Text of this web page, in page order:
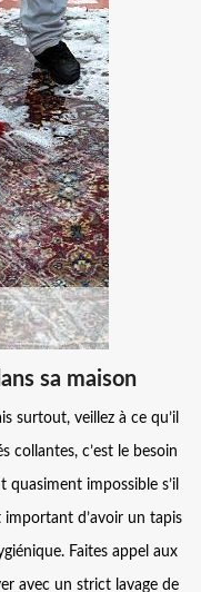
sa maison
surtout, veillez à ce qu’il
collantes, c’est le besoin
impossible s’il
d’avoir un tapis
Faites appel aux
avec un strict lavage de